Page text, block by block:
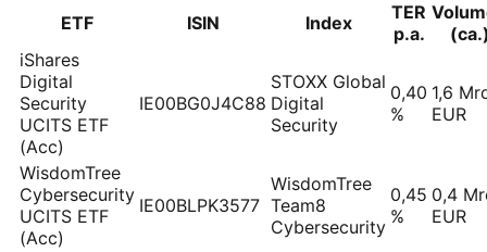
ETF ISIN Index
TER
p.a.
iShares
Digital
Security
UCITS ETF
(Acc)
IE00BG0J4C88
STOXX Global
Digital
Security
0,40
%
1,6
EUR
WisdomTree
Cybersecurity
UCITS ETF
(Acc)
IE00BLPK3577
WisdomTree
Team8
Cybersecurity
0,45
%
0,4
EUR